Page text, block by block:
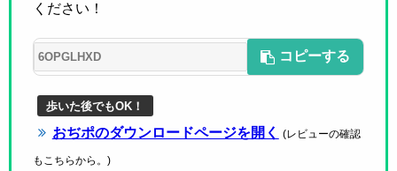
ください！
コピーする
歩いた後でもOK！
おぢポのダウンロードページを開く (レビューの確認
もこちらから。)